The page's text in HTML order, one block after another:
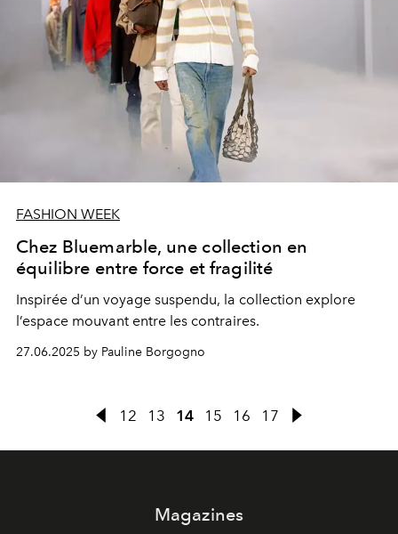
FASHION WEEK
Chez Bluemarble, une collection en
équilibre entre force et fragilité
Inspirée d’un voyage suspendu, la collection explore
l’espace mouvant entre les contraires.
27.06.2025 by Pauline Borgogno
12 13 14 15 16 17
Magazines